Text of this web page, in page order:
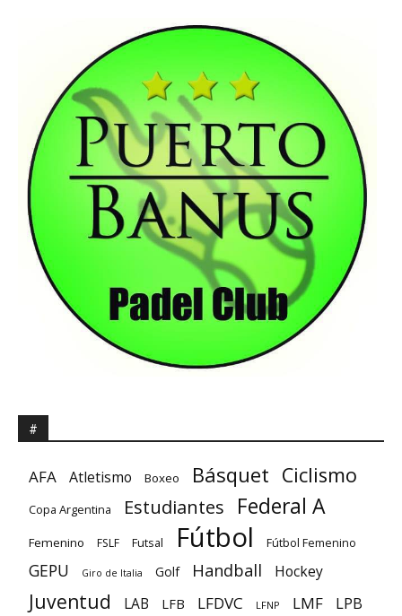
#
AFA Atletismo Boxeo Básquet Ciclismo
Copa Argentina Estudiantes Federal A
Femenino FSLF Futsal Fútbol Fútbol Femenino
GEPU Giro de Italia Golf Handball Hockey
Juventud LAB LFB LFDVC LFNP LMF LPB